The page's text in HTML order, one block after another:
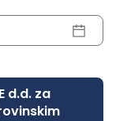
d.d. za